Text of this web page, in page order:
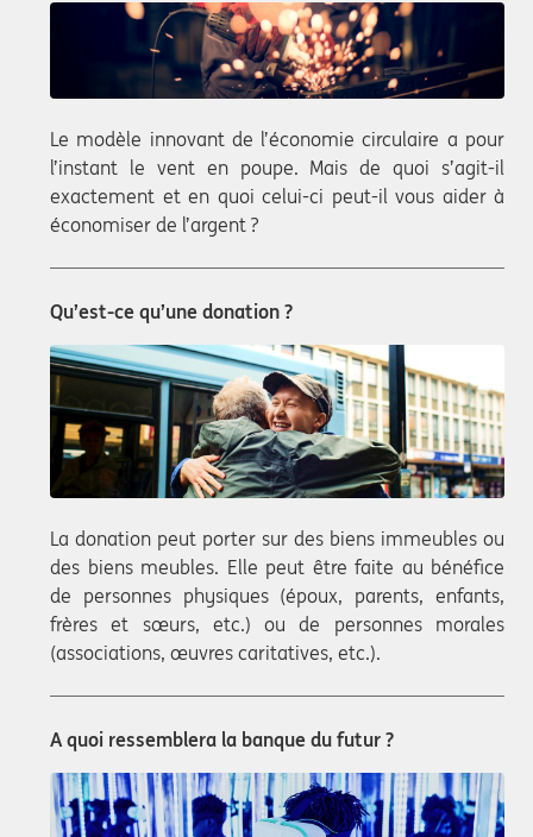
Le modèle innovant de l’économie circulaire a pour
l’instant le vent en poupe. Mais de quoi s’agit-il
exactement et en quoi celui-ci peut-il vous aider à
économiser de l’argent ?
Qu’est-ce qu’une donation ?
La donation peut porter sur des biens immeubles ou
des biens meubles. Elle peut être faite au bénéfice
de personnes physiques (époux, parents, enfants,
frères et sœurs, etc.) ou de personnes morales
(associations, œuvres caritatives, etc.).
A quoi ressemblera la banque du futur ?